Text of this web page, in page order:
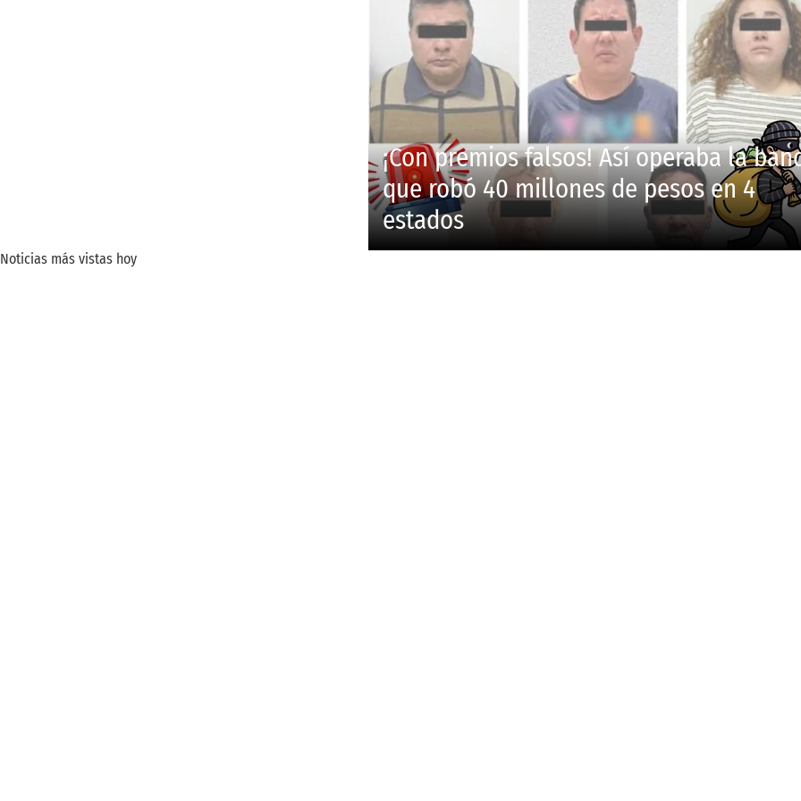
¡Con premios falsos! Así operaba la
que robó 40 millones de pesos en 4
estados
Noticias más vistas hoy